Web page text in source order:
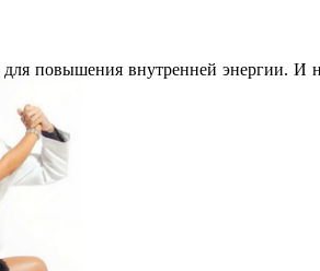
повышения внутренней энергии. И